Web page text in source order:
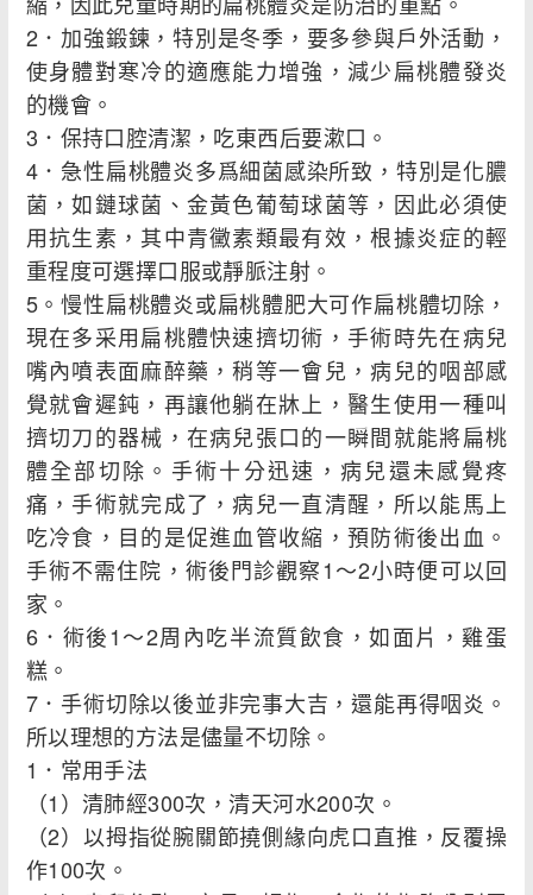
2．加強鍛鍊，特別是冬季，要多參與戶外活動，
使身體對寒冷的適應能力增強，減少扁桃體發炎
的機會。
3．保持口腔清潔，吃東西后要漱口。
4．急性扁桃體炎多爲細菌感染所致，特別是化膿
菌，如鏈球菌、金黃色葡萄球菌等，因此必須使
用抗生素，其中青黴素類最有效，根據炎症的輕
重程度可選擇口服或靜脈注射。
5。慢性扁桃體炎或扁桃體肥大可作扁桃體切除，
現在多采用扁桃體快速擠切術，手術時先在病兒
嘴內噴表面麻醉藥，稍等一會兒，病兒的咽部感
覺就會遲鈍，再讓他躺在牀上，醫生使用一種叫
擠切刀的器械，在病兒張口的一瞬間就能將扁桃
體全部切除。手術十分迅速，病兒還未感覺疼
痛，手術就完成了，病兒一直清醒，所以能馬上
吃冷食，目的是促進血管收縮，預防術後出血。
手術不需住院，術後門診觀察1～2小時便可以回
家。
6．術後1～2周內吃半流質飲食，如面片，雞蛋
糕。
7．手術切除以後並非完事大吉，還能再得咽炎。
所以理想的方法是儘量不切除。
1．常用手法
（1）清肺經300次，清天河水200次。
（2）以拇指從腕關節撓側緣向虎口直推，反覆操
作100次。